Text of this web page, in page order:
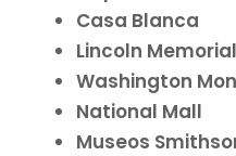
Casa Blanca
Lincoln Memorial
Washington
National Mall
Museos